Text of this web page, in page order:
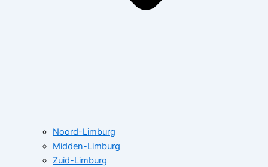
Noord-Limburg
Midden-Limburg
Zuid-Limburg